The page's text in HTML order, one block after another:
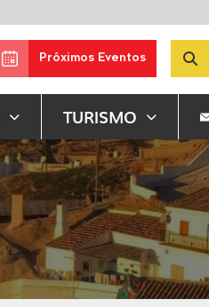
Próximos Eventos
TURISMO